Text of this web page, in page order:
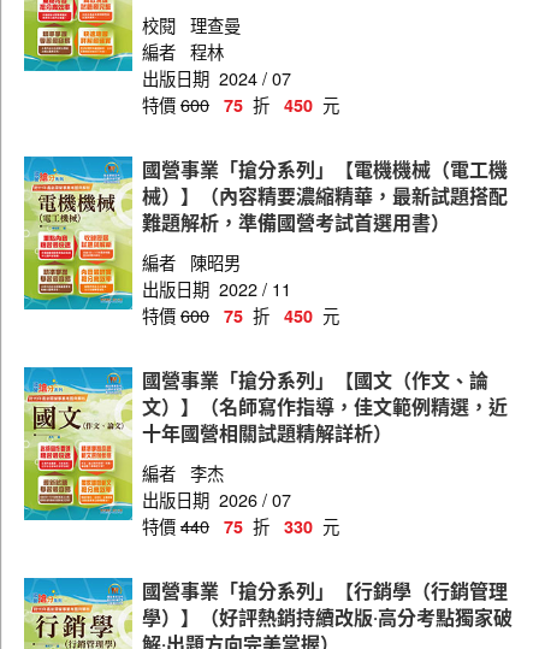
校閱 理查曼
編者 程林
出版日期 2024 / 07
特價600 75 折 450 元
國營事業「搶分系列」【電機機械（電工機
械）】（內容精要濃縮精華，最新試題搭配
難題解析，準備國營考試首選用書）
編者
陳昭男
出版日期 2022 / 11
特價600 75 折 450 元
國營事業「搶分系列」【國文（作文、論
文）】（名師寫作指導，佳文範例精選，近
十年國營相關試題精解詳析）
編者 李杰
出版日期 2026 / 07
特價440 75 折 330 元
國營事業「搶分系列」【行銷學（行銷管理
學）】（好評熱銷持續改版‧高分考點獨家破